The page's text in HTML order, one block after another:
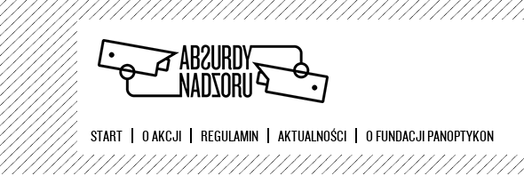
START O AKCJI REGULAMIN AKTUALNOŚCI O FUNDACJI PANOPTYKON